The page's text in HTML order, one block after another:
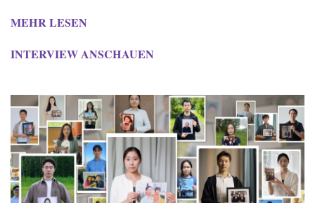
MEHR LESEN
INTERVIEW ANSCHAUEN